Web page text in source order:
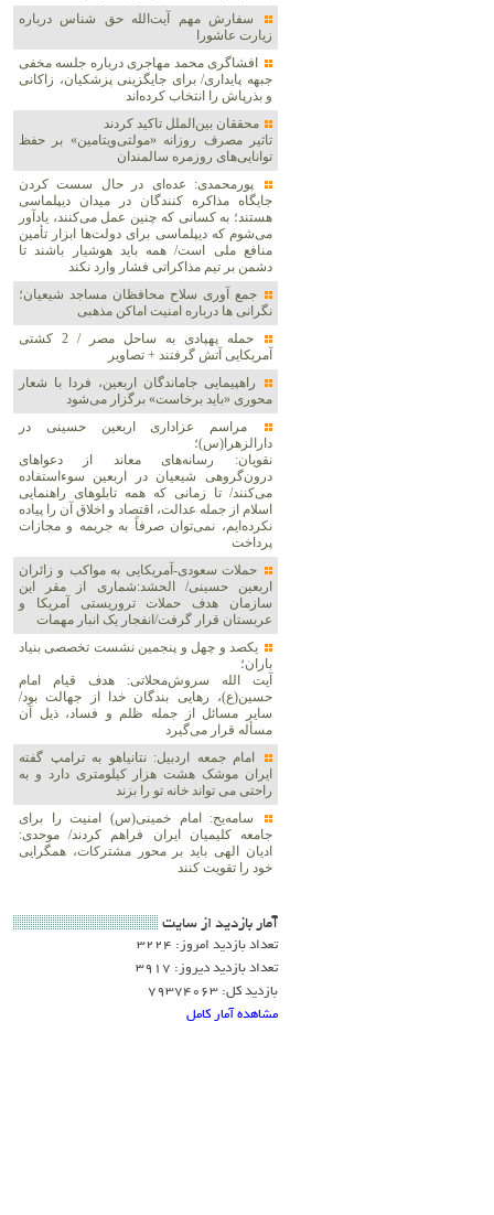
سفارش مهم آیت‌الله حق شناس درباره
زیارت عاشورا
افشاگری محمد مهاجری درباره جلسه مخفی
جبهه پایداری/ برای جایگزینی پزشکیان، زاکانی
و بذرپاش را انتخاب کرده‌اند
محققان بین‌الملل تاکید کردند
تاثیر مصرف روزانه «مولتی‌ویتامین» بر حفظ
توانایی‌های روزمره سالمندان
پورمحمدی: عده‌ای در حال سست کردن
جایگاه مذاکره کنندگان در میدان دیپلماسی
هستند؛ به کسانی که چنین عمل می‌کنند، یادآور
می‌شوم که دیپلماسی برای دولت‌ها ابزار تأمین
منافع ملی است/ همه باید هوشیار باشند تا
دشمن بر تیم مذاکراتی فشار وارد نکند
جمع آوری سلاح محافظان مساجد شیعیان؛
نگرانی ها درباره امنیت اماکن مذهبی
حمله پهپادی به ساحل مصر / 2 کشتی
آمریکایی آتش گرفتند + تصاویر
راهپیمایی جاماندگان اربعین، فردا با شعار
محوری «باید برخاست» برگزار می‌شود
مراسم عزاداری اربعین حسینی در
دارالزهرا(س)؛
نقویان: رسانه‌های معاند از دعواهای
درون‌گروهی شیعیان در اربعین سوءاستفاده
می‌کنند/ تا زمانی که همه تابلوهای راهنمایی
اسلام از جمله عدالت، اقتصاد و اخلاق آن را پیاده
نکرده‌ایم، نمی‌توان صرفاً به جریمه و مجازات
پرداخت
حملات سعودی-آمریکایی به مواکب و زائران
اربعین حسینی/ الحشد:شماری از مقر این
سازمان هدف حملات تروریستی آمریکا و
عربستان قرار گرفت/انفجار یک انبار مهمات
یکصد و چهل و پنجمین نشست تخصصی بنیاد
باران؛
آیت الله سروش‌محلاتی: هدف قیام امام
حسین(ع)، رهایی بندگان خدا از جهالت بود/
سایر مسائل از جمله ظلم و فساد، ذیل آن
مسأله قرار می‌گیرد
امام جمعه اردبیل: نتانیاهو به ترامپ گفته
ایران موشک هشت هزار کیلومتری دارد و به
راحتی می تواند خانه تو را بزند
سامه‌یح: امام خمینی(س) امنیت را برای
جامعه کلیمیان ایران فراهم کردند/ موحدی:
ادیان الهی باید بر محور مشترکات، همگرایی
خود را تقویت کنند
آمار بازديد از سايت
تعداد بازدید امروز: 3224
تعداد بازدید دیروز: 3917
بازدید کل: 79374063
مشاهده آمار کامل